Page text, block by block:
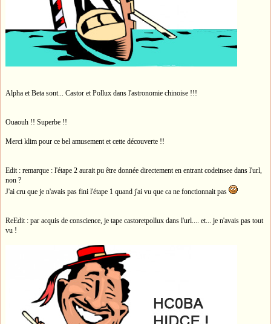
Alpha et Beta sont... Castor et Pollux dans l'astronomie chinoise !!!
Ouaouh !! Superbe !!
Merci klim pour ce bel amusement et cette découverte !!
Edit : remarque : l'étape 2 aurait pu être donnée directement en entrant codeinsee dans l'url,
non ?
J'ai cru que je n'avais pas fini l'étape 1 quand j'ai vu que ca ne fonctionnait pas
ReEdit : par acquis de conscience, je tape castoretpollux dans l'url.... et... je n'avais pas tout
vu !